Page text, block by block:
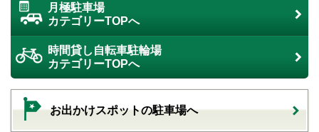
月極駐車場
カテゴリーTOPへ
時間貸し自転車駐輪場
カテゴリーTOPへ
お出かけスポットの駐車場へ